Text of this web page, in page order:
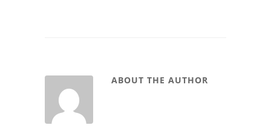
ABOUT THE AUTHOR